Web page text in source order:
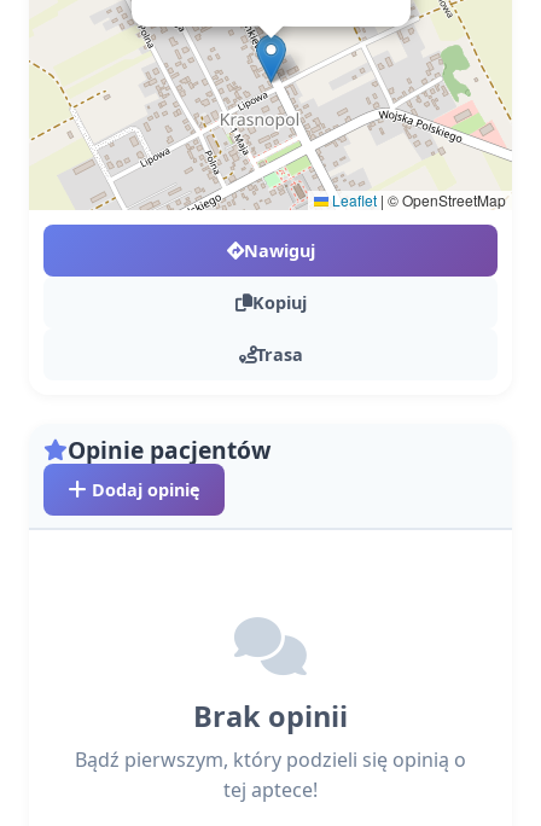
Leaflet | © OpenStreetMap
Nawiguj
Kopiuj
Trasa
Opinie pacjentów
Dodaj opinię
Brak opinii
Bądź pierwszym, który podzieli się opinią o
tej aptece!